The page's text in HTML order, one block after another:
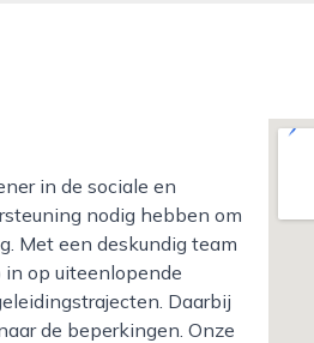
nodig hebben om
Met een deskundig team
op uiteenlopende
Daarbij
de beperkingen. Onze